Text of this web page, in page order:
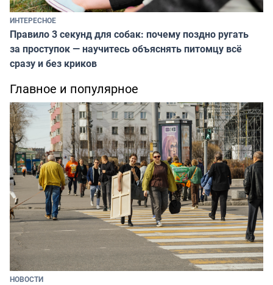
ИНТЕРЕСНОЕ
Правило 3 секунд для собак: почему поздно ругать
за проступок — научитесь объяснять питомцу всё
сразу и без криков
Главное и популярное
НОВОСТИ